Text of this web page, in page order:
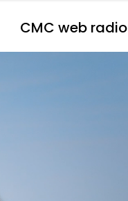
CMC web radio